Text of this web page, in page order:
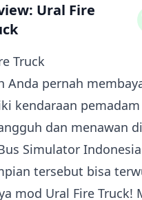
Ural Fire
Truck
Anda pernah
kendaraan
dan menawan
Simulator Indonesia
tersebut bisa
mod Ural Fire Truck!